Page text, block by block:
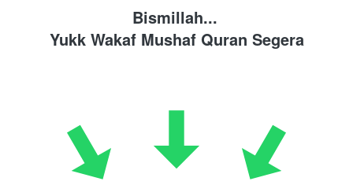
Bismillah...
Yukk Wakaf Mushaf Quran Segera